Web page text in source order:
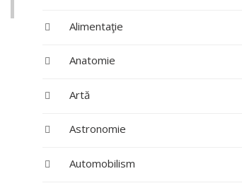
Alimentaţie
Anatomie
Artă
Astronomie
Automobilism